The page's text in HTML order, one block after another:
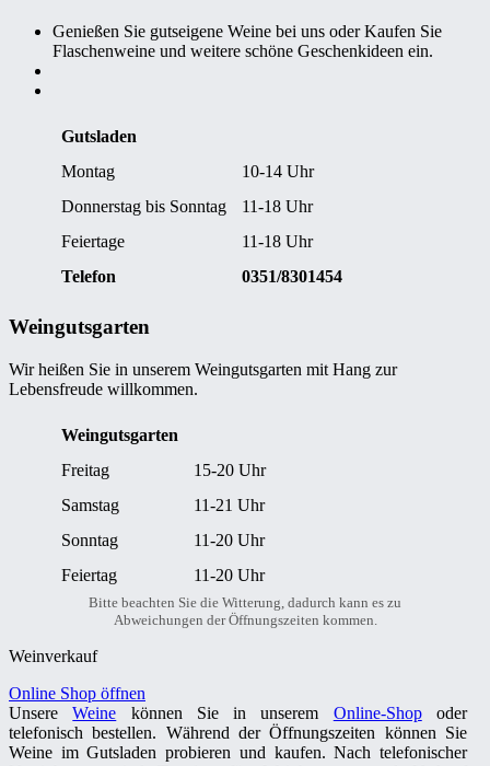
Genießen Sie gutseigene Weine bei uns oder Kaufen Sie
Flaschenweine und weitere schöne Geschenkideen ein.
Gutsladen
Montag
10-14 Uhr
Donnerstag bis Sonntag
11-18 Uhr
Feiertage
11-18 Uhr
Telefon
0351/8301454
Weingutsgarten
Wir heißen Sie in unserem Weingutsgarten mit Hang zur
Lebensfreude willkommen.
Weingutsgarten
Freitag
15-20 Uhr
Samstag
11-21 Uhr
Sonntag
11-20 Uhr
Feiertag
11-20 Uhr
Bitte beachten Sie die Witterung, dadurch kann es zu
Abweichungen der Öffnungszeiten kommen.
Weinverkauf
Online Shop öffnen
UnsereWeine können Sie in unserem Online-Shopoder
telefonisch bestellen. Während der Öffnungszeiten können Sie
Weine im Gutsladen probieren und kaufen. Nach telefonischer